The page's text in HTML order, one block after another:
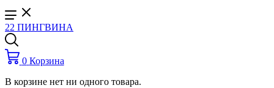
22 ПИНГВИНА
0 Корзина
В корзине нет ни одного товара.